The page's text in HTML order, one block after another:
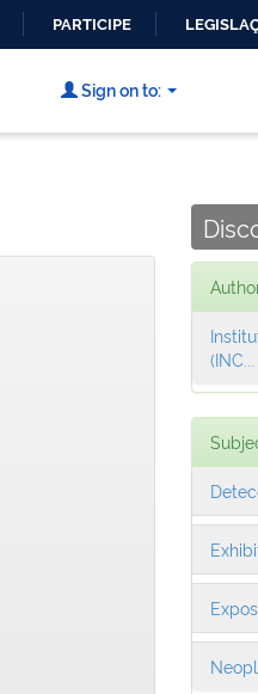
PARTICIPE
Sign on to:
(INC...